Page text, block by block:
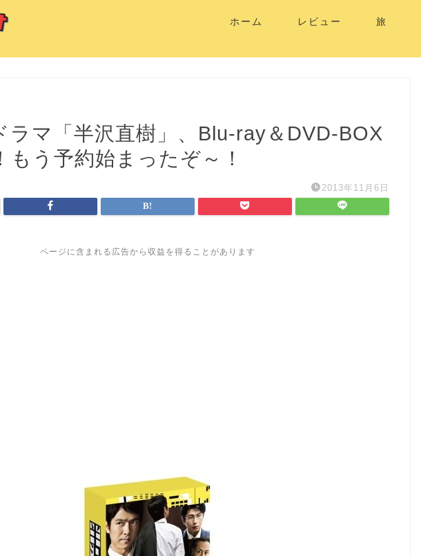
ホーム レビュー 旅
ラマ「半沢直樹」、Blu-ray＆DVD-BOX
もう予約始まったぞ～！
2013年11月6日
ページに含まれる広告から収益を得ることがあります